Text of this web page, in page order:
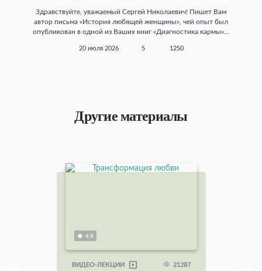
Здравствуйте, уважаемый Сергей Николаевич! Пишет Вам
автор письма «История любящей женщины», чей опыт был
опубликован в одной из Ваших книг «Диагностика кармы»...
20 июля 2026 5 1250
Другие материалы
4.9
ВИДЕО-ЛЕКЦИИ 21287